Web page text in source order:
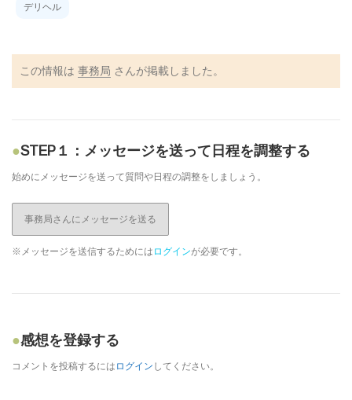
デリヘル
この情報は 事務局 さんが掲載しました。
STEP１：メッセージを送って日程を調整する
始めにメッセージを送って質問や日程の調整をしましょう。
事務局さんにメッセージを送る
※メッセージを送信するためには ログインが必要です。
感想を登録する
コメントを投稿するには ログイン してください。